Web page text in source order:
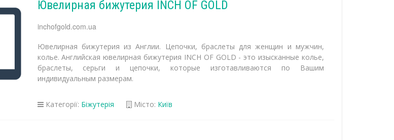
Ювелирная бижутерия INCH OF GOLD
inchofgold.com.ua
Ювелирная бижутерия из Англии. Цепочки, браслеты для женщин и мужчин,
колье. Английская ювелирная бижутерия INCH OF GOLD - это изысканные колье,
браслеты, серьги и цепочки, которые изготавливаются по Вашим
индивидуальным размерам.
Категорії: Біжутерія Місто: Київ